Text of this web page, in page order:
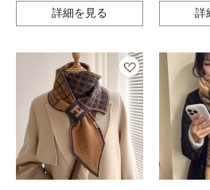
詳細を見る 詳